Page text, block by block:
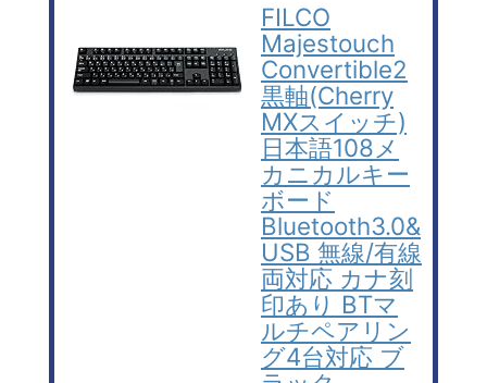
FILCO
Majestouch
Convertible2
黒軸(Cherry
MXスイッチ)
日本語108メ
カニカルキー
ボード
Bluetooth3.0&
USB 無線/有線
両対応 カナ刻
印あり BTマ
ルチペアリン
グ4台対応 ブ